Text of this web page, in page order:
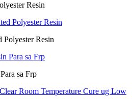
Resin
Polyester Resin
sa Frp